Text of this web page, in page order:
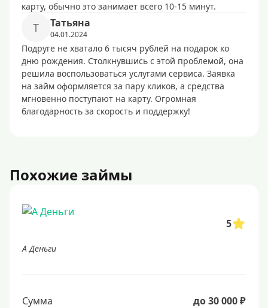
карту, обычно это занимает всего 10-15 минут.
Т Татьяна
04.01.2024
Подруге не хватало 6 тысяч рублей на подарок ко
дню рождения. Столкнувшись с этой проблемой, она
решила воспользоваться услугами сервиса. Заявка
на займ оформляется за пару кликов, а средства
мгновенно поступают на карту. Огромная
благодарность за скорость и поддержку!
Похожие займы
5
А Деньги
Сумма
до 30 000 ₽